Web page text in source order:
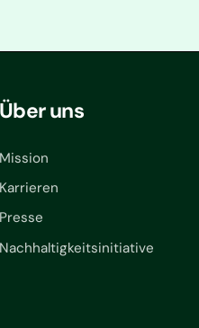
Über uns
Mission
Karrieren
Presse
Nachhaltigkeitsinitiative